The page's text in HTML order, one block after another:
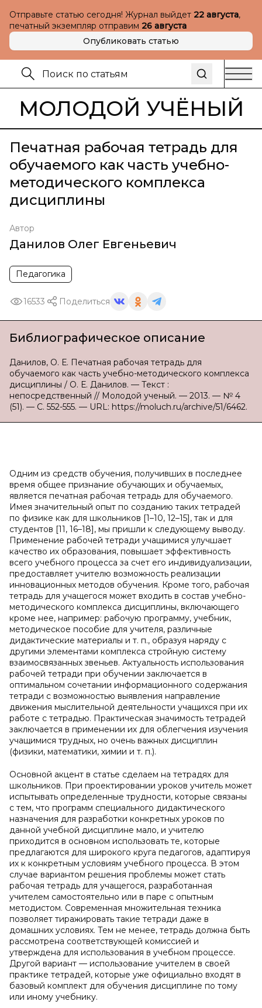
Отправьте статью сегодня! Журнал выйдет 22 августа,
печатный экземпляр отправим 26 августа
Опубликовать статью
МОЛОДОЙ УЧЁНЫЙ
Печатная рабочая тетрадь для
обучаемого как часть учебно-
методического комплекса
дисциплины
Автор
Данилов Олег Евгеньевич
Педагогика
16533 Поделиться
Библиографическое описание
Данилов, О. Е. Печатная рабочая тетрадь для
обучаемого как часть учебно-методического комплекса
дисциплины / О. Е. Данилов. — Текст :
непосредственный // Молодой ученый. — 2013. — № 4
(51). — С. 552-555. — URL: https://moluch.ru/archive/51/6462.
Одним из средств обучения, получивших в последнее
время общее признание обучающих и обучаемых,
является печатная рабочая тетрадь для обучаемого.
Имея значительный опыт по созданию таких тетрадей
по физике как для школьников [1–10, 12–15], так и для
студентов [11, 16–18], мы пришли к следующему выводу.
Применение рабочей тетради учащимися улучшает
качество их образования, повышает эффективность
всего учебного процесса за счет его индивидуализации,
предоставляет учителю возможность реализации
инновационных методов обучения. Кроме того, рабочая
тетрадь для учащегося может входить в состав учебно-
методического комплекса дисциплины, включающего
кроме нее, например: рабочую программу, учебник,
методическое пособие для учителя, различные
дидактические материалы и т. п., образуя наряду с
другими элементами комплекса стройную систему
взаимосвязанных звеньев. Актуальность использования
рабочей тетради при обучении заключается в
оптимальном сочетании информационного содержания
тетради с возможностью выявления направление
движения мыслительной деятельности учащихся при их
работе с тетрадью. Практическая значимость тетрадей
заключается в применении их для облегчения изучения
учащимися трудных, но очень важных дисциплин
(физики, математики, химии и т. п.).
Основной акцент в статье сделаем на тетрадях для
школьников. При проектировании уроков учитель может
испытывать определенные трудности, которые связаны
с тем, что программ специального дидактического
назначения для разработки конкретных уроков по
данной учебной дисциплине мало, и учителю
приходится в основном использовать те, которые
предлагаются для широкого круга педагогов, адаптируя
их к конкретным условиям учебного процесса. В этом
случае вариантом решения проблемы может стать
рабочая тетрадь для учащегося, разработанная
учителем самостоятельно или в паре с опытным
методистом. Современная множительная техника
позволяет тиражировать такие тетради даже в
домашних условиях. Тем не менее, тетрадь должна быть
рассмотрена соответствующей комиссией и
утверждена для использования в учебном процессе.
Другой вариант — использование учителем в своей
практике тетрадей, которые уже официально входят в
базовый комплект для обучения дисциплине по тому
или иному учебнику.